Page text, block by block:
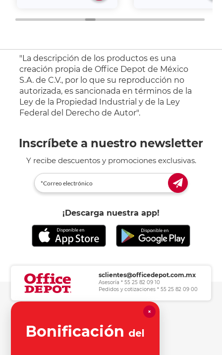
"La descripción de los productos es una
creación propia de Office Depot de México
S.A. de C.V., por lo que su reproducción no
autorizada, es sancionada en términos de la
Ley de la Propiedad Industrial y de la Ley
Federal del Derecho de Autor".
Inscríbete a nuestro newsletter
Y recibe descuentos y promociones exclusivas.
¡Descarga nuestra app!
sclientes@officedepot.com.mx
Asesoría * 55 25 82 09 10
Pedidos y cotizaciones * 55 25 82 09 00
Herramientas de consulta
×
Bonificación del